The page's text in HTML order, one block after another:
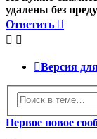
удалены без
Ответить
Версия
Первое новое